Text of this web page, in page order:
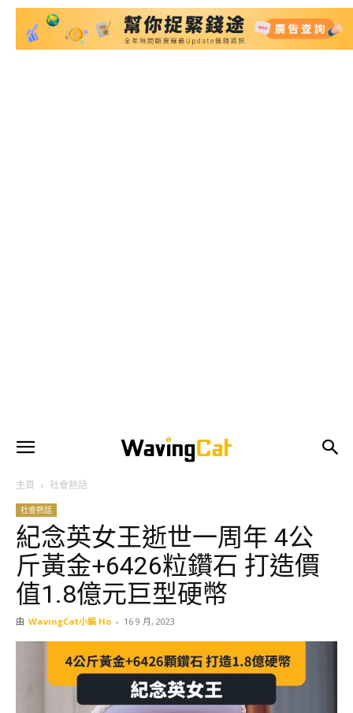
主頁 社會熱話
社會熱話
紀念英女王逝世一周年 4公
斤黃金+6426粒鑽石 打造價
值1.8億元巨型硬幣
由 WavingCat小編 Ho - 16 9 月, 2023